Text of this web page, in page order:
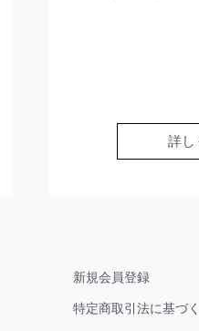
詳し
新規会員登録
特定商取引法に基づ